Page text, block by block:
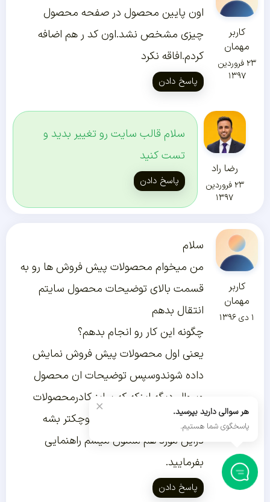
کاربر
مهمان
۲۳ فروردین
۱۳۹۷
اون پایین محصول در صفحه محصول
چیزی مشخص نشد.اون کد ر هم اضافه
کردم.افاقه نکرد
پاسخ دادن
رضا راد
۲۳ فروردین
۱۳۹۷
سلام قالب سایت رو تغییر بدید و
تست کنید
پاسخ دادن
کاربر
مهمان
۱ دی ۱۳۹۶
سلام
من میخوام محصولات پیش فروش ها رو به
قسمت بالای توضیحات محصول سایتم
انتقال بدهم
چگونه این کار رو انجام بدهم؟
یعنی اول محصولات پیش فروش نمایش
داده شوندوسپس توضیحات ان محصول
وسوال دیگه اینکه که سایز کادرمحصولات
پیش فروش را تغییربدهم کوچکتر بشه
دراین مورد هم ممنون میشم راهنمایی
بفرمایید.
پاسخ دادن
× هر سوالی دارید بپرسید.
پاسخگوی شما هستیم.